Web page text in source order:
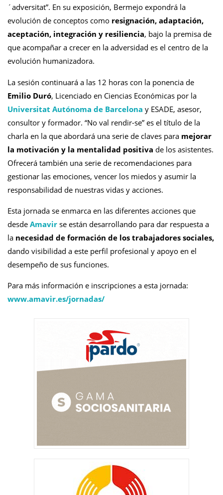
´adversitat”. En su exposición, Bermejo expondrá la
evolución de conceptos como resignación, adaptación,
aceptación, integración y resiliencia, bajo la premisa de
que acompañar a crecer en la adversidad es el centro de la
evolución humanizadora.
La sesión continuará a las 12 horas con la ponencia de
Emilio Duró, Licenciado en Ciencias Económicas por la
Universitat Autónoma de Barcelona y ESADE, asesor,
consultor y formador. “No val rendir-se” es el título de la
charla en la que abordará una serie de claves para mejorar
la motivación y la mentalidad positiva de los asistentes.
Ofrecerá también una serie de recomendaciones para
gestionar las emociones, vencer los miedos y asumir la
responsabilidad de nuestras vidas y acciones.
Esta jornada se enmarca en las diferentes acciones que
desde Amavir se están desarrollando para dar respuesta a
la necesidad de formación de los trabajadores sociales,
dando visibilidad a este perfil profesional y apoyo en el
desempeño de sus funciones.
Para más información e inscripciones a esta jornada:
www.amavir.es/jornadas/